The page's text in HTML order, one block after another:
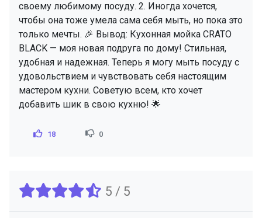
своему любимому посуду. 2. Иногда хочется,
чтобы она тоже умела сама себя мыть, но пока это
только мечты. 🎉 Вывод: Кухонная мойка CRATO
BLACK — моя новая подруга по дому! Стильная,
удобная и надежная. Теперь я могу мыть посуду с
удовольствием и чувствовать себя настоящим
мастером кухни. Советую всем, кто хочет
добавить шик в свою кухню! 🌟
18 0
5 / 5